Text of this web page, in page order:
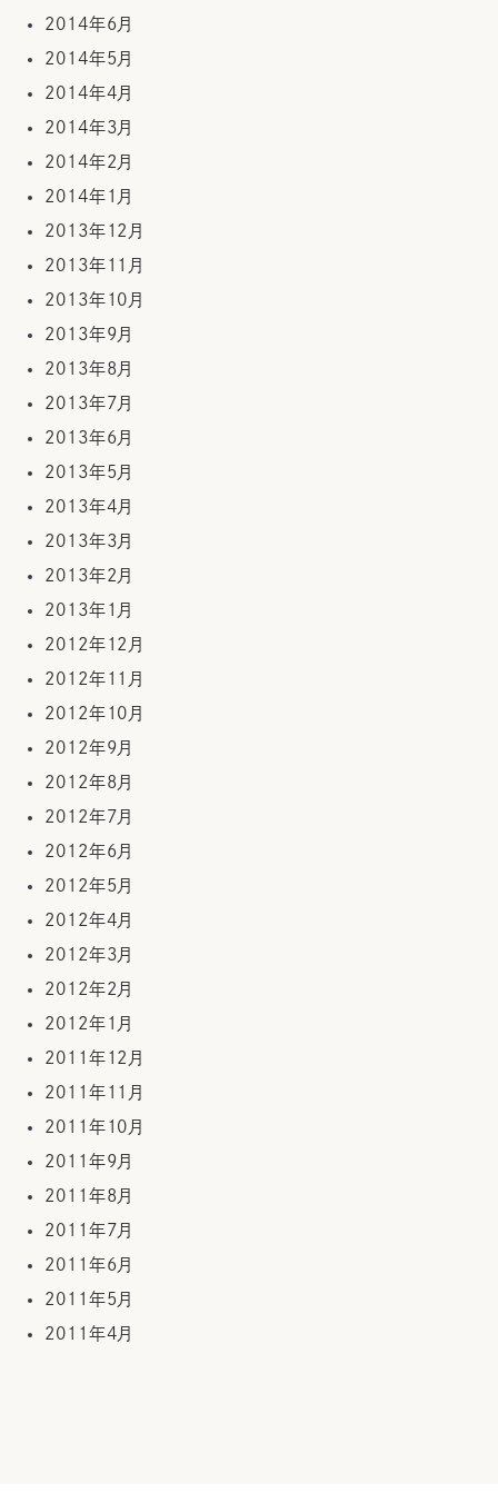
2014年6月
2014年5月
2014年4月
2014年3月
2014年2月
2014年1月
2013年12月
2013年11月
2013年10月
2013年9月
2013年8月
2013年7月
2013年6月
2013年5月
2013年4月
2013年3月
2013年2月
2013年1月
2012年12月
2012年11月
2012年10月
2012年9月
2012年8月
2012年7月
2012年6月
2012年5月
2012年4月
2012年3月
2012年2月
2012年1月
2011年12月
2011年11月
2011年10月
2011年9月
2011年8月
2011年7月
2011年6月
2011年5月
2011年4月